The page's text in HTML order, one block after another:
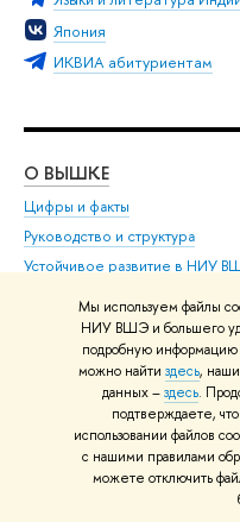
Мы используем файлы
НИУ ВШЭ и большего
подробную информацию
можно найти здесь, наши
данных –здесь.
подтверждаете,
использовании файлов
с нашими правилами
можете отключить
Япония
ИКВИА абитуриентам
О ВЫШКЕ
Цифры и факты
Руководство и структура
Устойчивое развитие в НИУ
Преподаватели и сотрудники
Корпуса и общежития
Обращения граждан в НИУ
Фонд целевого капитала
Противодействие коррупции
Сведения о доходах,
обязательствах